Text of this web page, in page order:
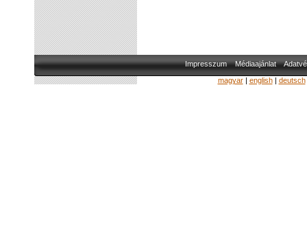
Impresszum Médiaajánlat
magyar| english| deutsch